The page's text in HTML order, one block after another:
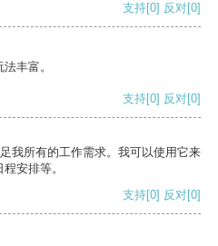
支持[0] 反对[0]
丰富。
支持[0] 反对[0]
我所有的工作需求。我可以使用它来
安排等。
支持[0] 反对[0]